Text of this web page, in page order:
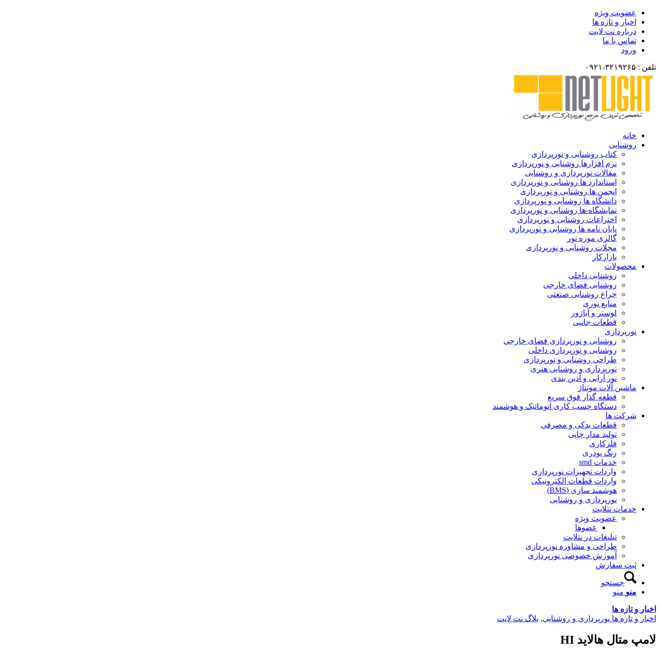
عضویت ویژه
اخبار و تازه ها
درباره نت لایت
تماس با ما
ورود
تلفن : ۳۲۱۹۲۶۵-۰۹۲۱
خانه
روشنایی
کتاب روشنایی و نورپردازی
نرم افزارها روشنایی و نورپردازی
مقالات نورپردازی و روشنایی
استاندارد ها روشنایی و نورپردازی
انجمن ها روشنایی و نورپردازی
دانشگاه ها روشنایی و نورپردازی
نمایشگاه-ها روشنایی و نورپردازی
اختراعات روشنایی و نورپردازی
پایان نامه ها روشنایی و نورپردازی
گالری موزه نور
مجلات روشنایی و نورپردازی
بازارکار
محصولات
روشنایی داخلی
روشنایی فضای خارجی
چراغ روشنایی صنعتی
منابع نوری
لوستر و آباژور
قطعات جانبی
نورپردازی
روشنایی و نورپردازی فضای خارجی
روشنایی و نورپردازی داخلی
طراحی روشنایی و نورپردازی
نورپردازی و روشنایی هنری
نور آرایی و آذین بندی
ماشین آلات مونتاژ
قطعه گذار فوق سریع
دستگاه چسب کاری اتوماتیک و هوشمند
شرکت ها
قطعات یدکی و مصرفی
تولید مدار چاپی
فلزکاری
رنگ پودری
خدمات smd
واردات تجهیزات نورپردازی
واردات قطعات الکترونیکی
هوشمند سازی (BMS)
نورپردازی و روشنایی
خدمات نتلایت
عضویت ویژه
عضوها
تبلیغات در نتلایت
طراحی و مشاوره نورپردازی
آموزش خصوصی نورپردازی
ثبت سفارش
جستجو
منو منو
اخبار و تازه ها
اخبار و تازه ها نورپردازی و روشنایی, بلاگ نت لایت
لامپ متال هالاید HI